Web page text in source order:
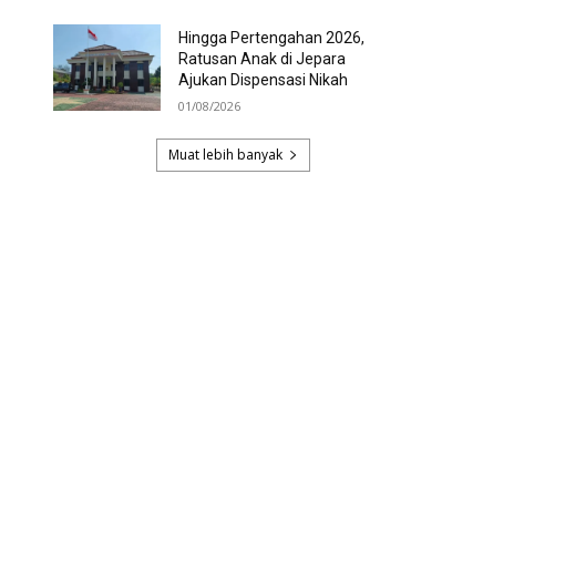
Hingga Pertengahan 2026,
Ratusan Anak di Jepara
Ajukan Dispensasi Nikah
01/08/2026
Muat lebih banyak